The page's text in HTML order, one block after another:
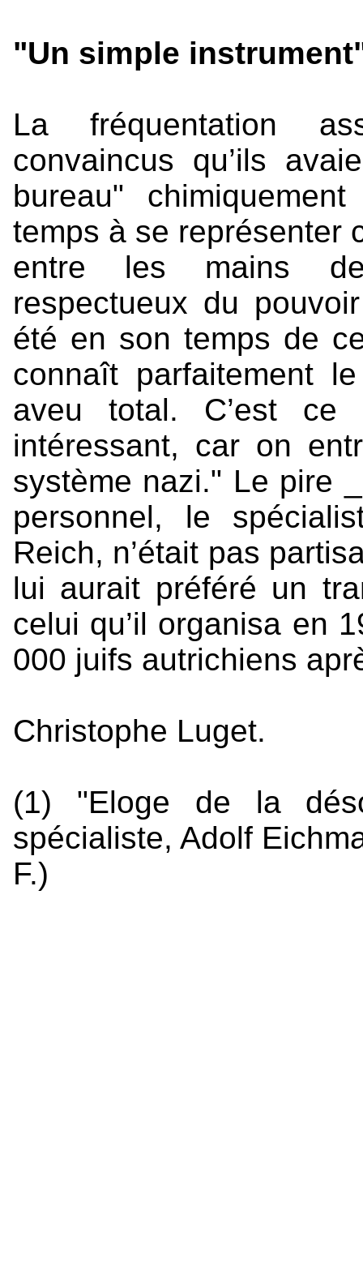
"Un simple
La fréquentation
convaincus qu’ils
bureau"
temps à se représenter
entre les mains
respectueux du
été en son temps de
connaît parfaitement
aveu total. C’est
intéressant, car on
système nazi." Le pire
personnel, le
Reich, n’était pas
lui aurait préféré un
celui qu’il organisa en
000 juifs autrichiens
Christophe Luget.
(1) "Eloge de la
spécialiste, Adolf
F.)